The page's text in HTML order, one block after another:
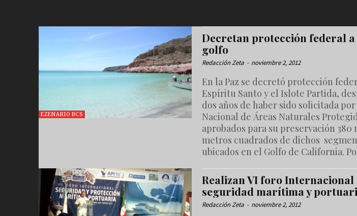
EZENARIO BCS
Decretan protección federal a
golfo
Redacción Zeta - noviembre 2, 2012
En la Paz se decretó protección
Espíritu Santo y el Islote Partida,
dos años de haber sido solicitada
Nacional de Áreas Naturales
aprobados para su preservación 380
metros cuadrados de dichos
ubicados en el Golfo de California.
Realizan VI foro Internacional
seguridad marítima y
Redacción Zeta - noviembre 2, 2012